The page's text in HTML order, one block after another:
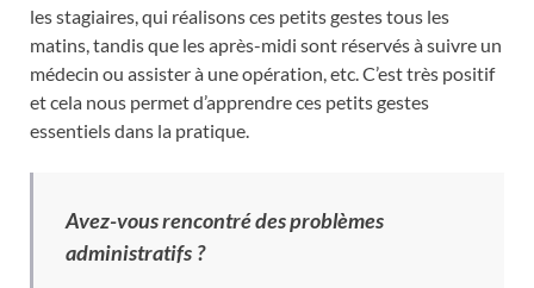
les stagiaires, qui réalisons ces petits gestes tous les
matins, tandis que les après-midi sont réservés à suivre un
médecin ou assister à une opération, etc. C’est très positif
et cela nous permet d’apprendre ces petits gestes
essentiels dans la pratique.
Avez-vous rencontré des problèmes
administratifs ?